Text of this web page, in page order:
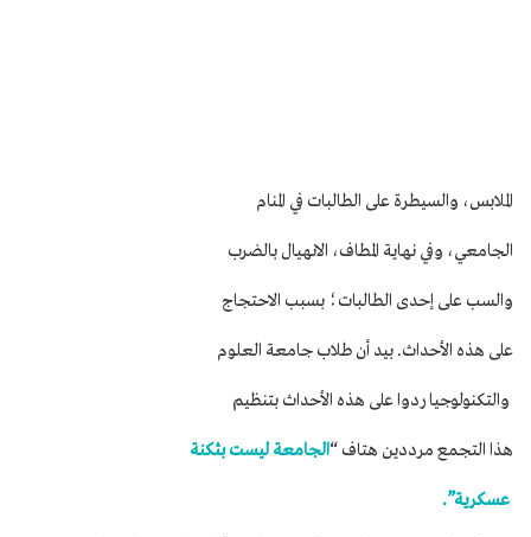
الملابس، والسيطرة على الطالبات في المنام
الجامعي، وفي نهاية المطاف، الانهيال بالضرب
والسب على إحدى الطالبات؛ بسبب الاحتجاج
على هذه الأحداث. بيد أن طلاب جامعة العلوم
والتكنولوجيا ردوا على هذه الأحداث بتنظيم
هذا التجمع مرددين هتاف “الجامعة ليست بثكنة
عسكرية”.